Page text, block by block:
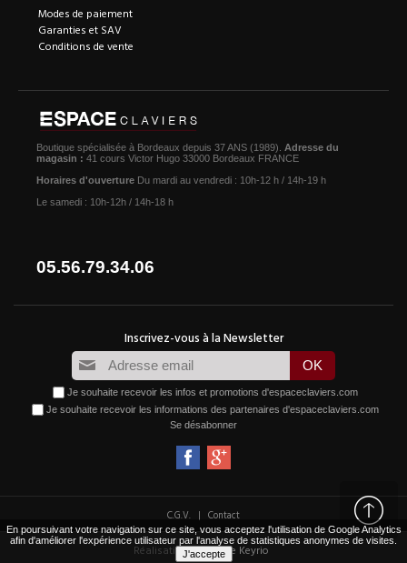
Modes de paiement
Garanties et SAV
Conditions de vente
Boutique spécialisée à Bordeaux depuis 37 ANS (1989). Adresse du
magasin : 41 cours Victor Hugo 33000 Bordeaux FRANCE
Horaires d'ouverture Du mardi au vendredi : 10h-12 h / 14h-19 h
Le samedi : 10h-12h / 14h-18 h
05.56.79.34.06
Je souhaite recevoir les infos et promotions d'espaceclaviers.com
Je souhaite recevoir les informations des partenaires d'espaceclaviers.com
Se désabonner
C.G.V. | Contact
Réalisation : Agence Keyrio
En poursuivant votre navigation sur ce site, vous acceptez l'utilisation de Google Analytics
afin d'améliorer l'expérience utilisateur par l'analyse de statistiques anonymes de visites.